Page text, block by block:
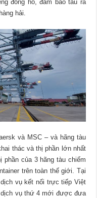
đồng hồ, đảm bảo tàu ra
hải.
và MSC – và hãng tàu
thác và thị phần lớn nhất
phần của 3 hãng tàu chiếm
trên toàn thế giới. Tại
vụ kết nối trực tiếp Việt
dịch vụ thứ 4 mới được đưa